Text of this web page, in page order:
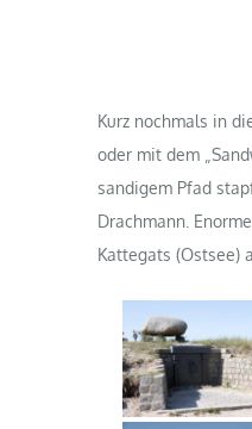
Kurz nochmals in
oder mit dem
sandigem Pfad
Drachmann.
Kattegats (Ostsee)